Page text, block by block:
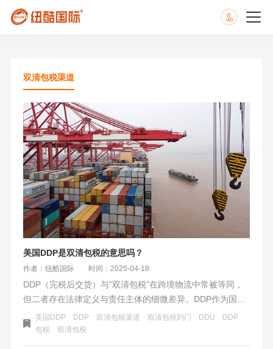
双清包税渠道
美国DDP是双清包税的意思吗？
作者：纽酷国际 时间：2025-04-18
DDP（完税后交货）与"双清包税"在跨境物流中常被等同，
但二者存在法律定义与责任主体的细微差异。DDP作为国际
贸易术语，要求卖方承担货物运至目的地、完成清关并支付
关税的全部责任，其核心是通过责任前置简化买方流程，将
物流风险与税务成本转移至卖方。而"双清包税"更侧重物流
美国DDP DDP 双清包税渠道 双清包税到门 DDU
DDP
包税
双清包税